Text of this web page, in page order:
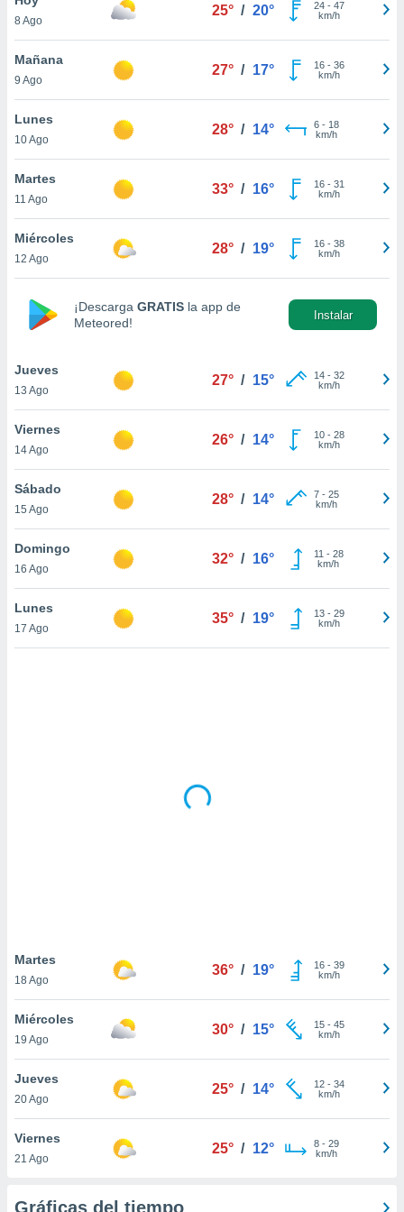
en
más
nuestra
de
aceptar
de
sitio
En
sean
el sitio
ni para
o
similares
como
sitio
de
traten tus
en
interés
su
8 Ago
25° / 20° 24- 47
km/h
Mañana
9 Ago
27° / 17° 16- 36
km/h
Lunes
10 Ago
28° / 14° 6- 18
km/h
Martes
11 Ago
33° / 16° 16- 31
km/h
Miércoles
12 Ago
28° / 19° 16- 38
km/h
¡Descarga GRATIS la app de
Meteored!
Instalar
Jueves
13 Ago
27° / 15° 14- 32
km/h
Viernes
14 Ago
26° / 14° 10- 28
km/h
Sábado
15 Ago
28° / 14° 7- 25
km/h
Domingo
16 Ago
32° / 16° 11 - 28
km/h
Lunes
17 Ago
35° / 19° 13- 29
km/h
Martes
18 Ago
36° / 19° 16- 39
km/h
Miércoles
19 Ago
30° / 15° 15- 45
km/h
Jueves
20 Ago
25° / 14° 12- 34
km/h
Viernes
21 Ago
25° / 12° 8- 29
km/h
Gráficas del tiempo